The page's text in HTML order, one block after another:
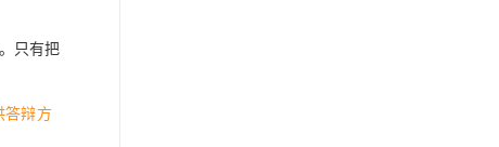
只有把
答辩方